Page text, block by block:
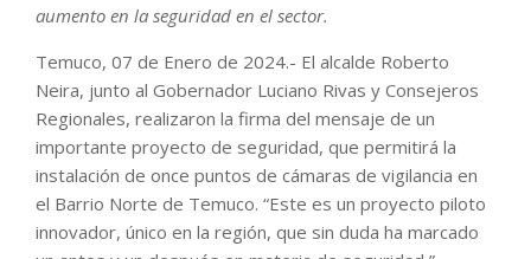
aumento en la seguridad en el sector.
Temuco, 07 de Enero de 2024.- El alcalde Roberto
Neira, junto al Gobernador Luciano Rivas y Consejeros
Regionales, realizaron la firma del mensaje de un
importante proyecto de seguridad, que permitirá la
instalación de once puntos de cámaras de vigilancia en
el Barrio Norte de Temuco. “Este es un proyecto piloto
innovador, único en la región, que sin duda ha marcado